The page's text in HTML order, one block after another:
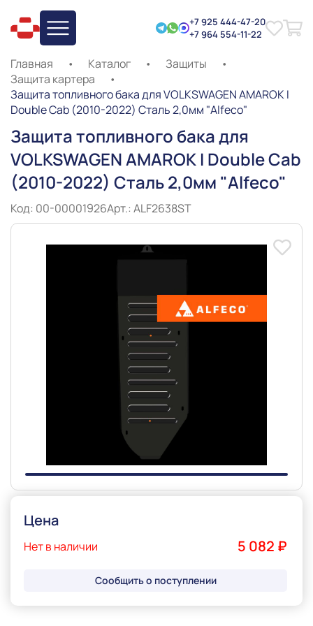
+7 925 444-47-20
+7 964 554-11-22
Главная • Каталог • Защиты
•
Защита картера
•
Защита топливного бака для VOLKSWAGEN AMAROK I
Double Cab (2010-2022) Сталь 2,0мм "Alfeco"
Защита топливного бака для
VOLKSWAGEN AMAROK I Double Cab
(2010-2022) Сталь 2,0мм "Alfeco"
Код: 00-00001926Арт.: ALF2638ST
Цена
Нет в наличии 5 082 ₽
Сообщить о поступлении